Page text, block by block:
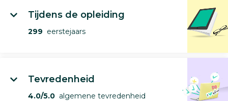
Tijdens de opleiding
299 eerstejaars
Tevredenheid
4.0/5.0 algemene tevredenheid